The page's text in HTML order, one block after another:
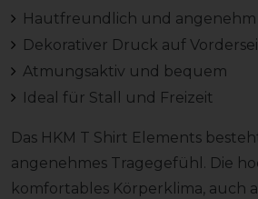
Hautfreundlich und angenehm
Dekorativer Druck auf
Atmungsaktiv und bequem
Ideal für Stall und Freizeit
Das HKM T Shirt Elements
angenehmes Tragegefühl. Die
komfortables Körperklima, auch